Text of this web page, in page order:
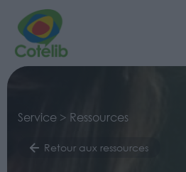
Service > Ressources
Retour aux ressources